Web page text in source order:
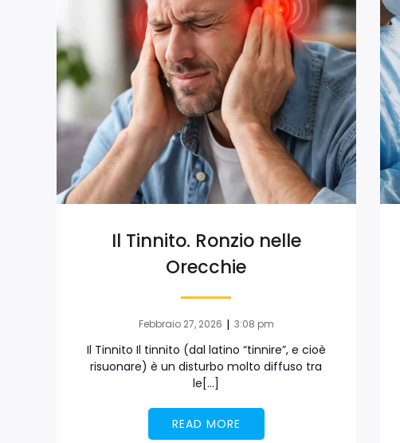
Il Tinnito. Ronzio nelle
Orecchie
Febbraio 27, 2026 | 3:08 pm
Il Tinnito Il tinnito (dal latino “tinnire”, e cioè
risuonare) è un disturbo molto diffuso tra
le[…]
READ MORE